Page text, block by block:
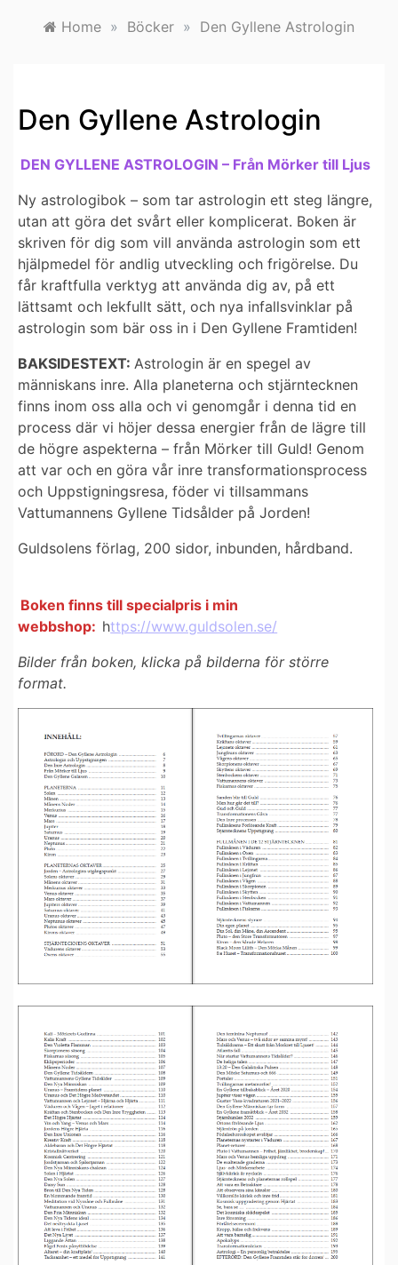
Home » Böcker » Den Gyllene Astrologin
Den Gyllene Astrologin
DEN GYLLENE ASTROLOGIN – Från Mörker till Ljus
Ny astrologibok – som tar astrologin ett steg längre,
utan att göra det svårt eller komplicerat. Boken är
skriven för dig som vill använda astrologin som ett
hjälpmedel för andlig utveckling och frigörelse. Du
får kraftfulla verktyg att använda dig av, på ett
lättsamt och lekfullt sätt, och nya infallsvinklar på
astrologin som bär oss in i Den Gyllene Framtiden!
BAKSIDESTEXT: Astrologin är en spegel av
människans inre. Alla planeterna och stjärntecknen
finns inom oss alla och vi genomgår i denna tid en
process där vi höjer dessa energier från de lägre till
de högre aspekterna – från Mörker till Guld! Genom
att var och en göra vår inre transformationsprocess
och Uppstigningsresa, föder vi tillsammans
Vattumannens Gyllene Tidsålder på Jorden!
Guldsolens förlag, 200 sidor, inbunden, hårdband.
Boken finns till specialpris i min
webbshop: https://www.guldsolen.se/
Bilder från boken, klicka på bilderna för större
format.